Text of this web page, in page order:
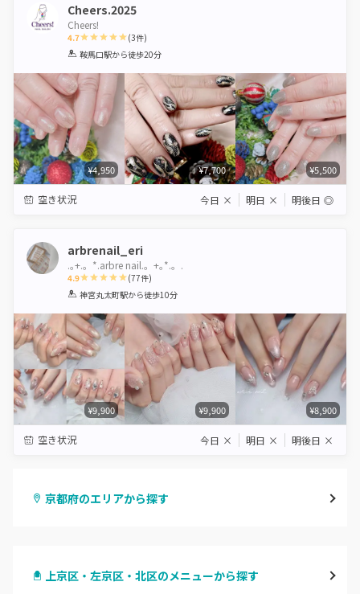
Cheers.2025
Cheers!
4.7
1 2 3 4 5
(3件)
鞍馬口駅から徒歩20分
¥4,950 ¥7,700 ¥5,500
空き状況 今日 × 明日 × 明後日 ◎
arbrenail_eri
.｡+.。*.arbre nail.。+｡*.。.
4.9
1 2 3 4 5
(77件)
神宮丸太町駅から徒歩10分
¥9,900 ¥9,900 ¥8,900
空き状況 今日 × 明日 × 明後日 ×
京都府のエリアから探す
四条河原町・河原町三条
上京区・左京区・北区のメニューから探す